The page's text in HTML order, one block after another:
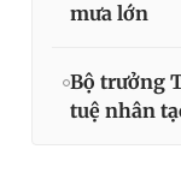
mưa lớn
Bộ trưởng
tuệ nhân